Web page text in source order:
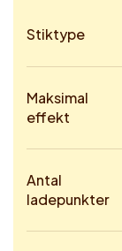
Stiktype
Maksimal
effekt
Antal
ladepunkter